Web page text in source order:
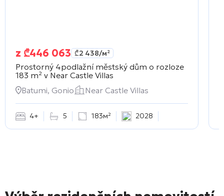
z ₾446 063 ₾2 438/м²
Prostorný 4podlažní městský dům o rozloze
183 m² v Near Castle Villas
Batumi, Gonio
Near Castle Villas
4+ 5 183м² 2028